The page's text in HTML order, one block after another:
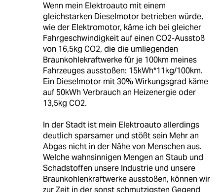
Wenn mein Elektroauto mit einem
gleichstarken Dieselmotor betrieben würde,
wie der Elektromotor, käme ich bei gleicher
Fahrgeschwindigkeit auf einen CO2-Ausstoß
von 16,5kg CO2, die die umliegenden
Braunkohlekraftwerke für je 100km meines
Fahrzeuges ausstoßen: 15kWh*11kg/100km.
Ein Dieselmotor mit 30% Wirkungsgrad käme
auf 50kWh Verbrauch an Heizenergie oder
13,5kg CO2.
In der Stadt ist mein Elektroauto allerdings
deutlich sparsamer und stößt sein Mehr an
Abgas nicht in der Nähe von Menschen aus.
Welche wahnsinnigen Mengen an Staub und
Schadstoffen unsere Industrie und unsere
Braunkohlenkraftwerke ausstoßen, können wir
zur Zeit in der sonst schmutzigsten Gegend